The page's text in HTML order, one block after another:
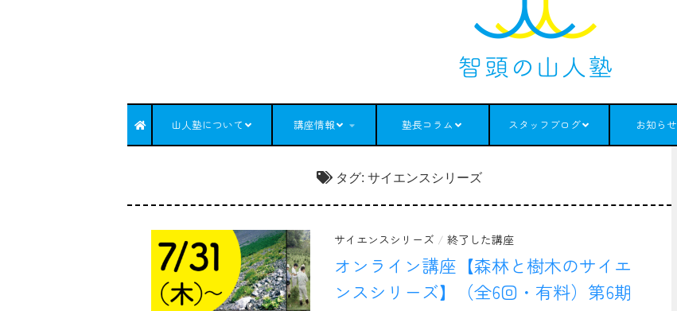
山人塾について 講座情報 塾長コラム スタッフブログ お知らせ
タグ: サイエンスシリーズ
サイエンスシリーズ / 終了した講座
オンライン講座【森林と樹木のサイエ
ンスシリーズ】（全6回・有料）第6期